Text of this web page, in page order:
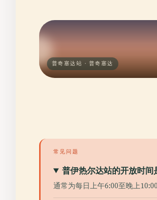
普奇塞达站 · 普奇塞达
常见问题
普伊热尔达站的开放时间
通常为每日上午6:00至晚上